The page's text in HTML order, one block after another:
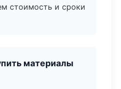
стоимость и сроки
материалы